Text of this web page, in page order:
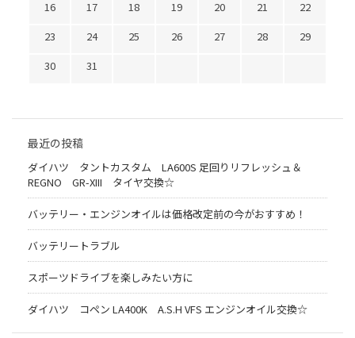
16
17 18 19 20 21
22
23
24 25 26 27 28
29
30
31
最近の投稿
ダイハツ タントカスタム LA600S 足回りリフレッシュ＆
REGNO GR-XIII タイヤ交換☆
バッテリー・エンジンオイルは価格改定前の今がおすすめ！
バッテリートラブル
スポーツドライブを楽しみたい方に
ダイハツ コペン LA400K A.S.H VFS エンジンオイル交換☆